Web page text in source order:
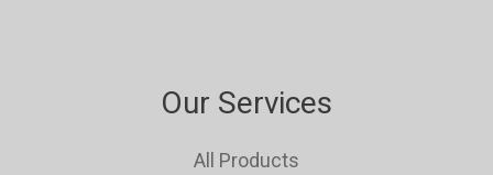
Our Services
All Products